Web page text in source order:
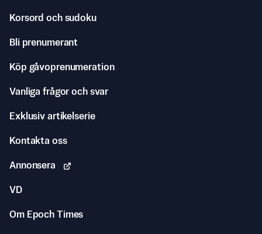
Korsord och sudoku
Bli prenumerant
Köp gåvoprenumeration
Vanliga frågor och svar
Exklusiv artikelserie
Kontakta oss
Annonsera
VD
Om Epoch Times